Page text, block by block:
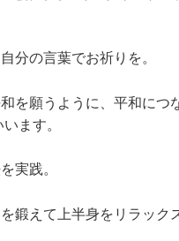
分の言葉でお祈りを。
を願うように、平和につ
ます。
実践。
鍛えて上半身をリラック